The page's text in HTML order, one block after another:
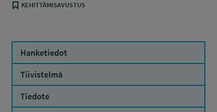
KEHITTÄMISAVUSTUS
Hanketiedot
Tiivistelmä
Tiedote